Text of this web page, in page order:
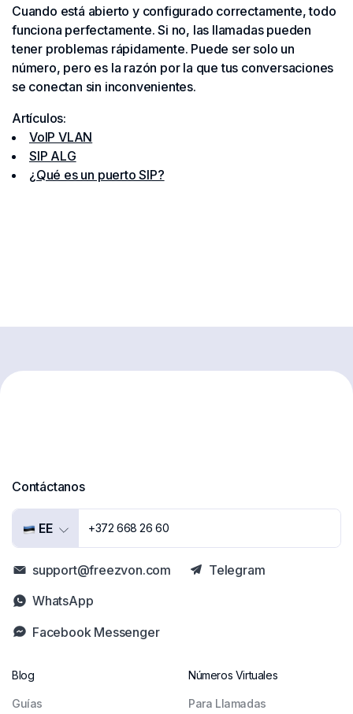
Cuando está abierto y configurado correctamente, todo
funciona perfectamente. Si no, las llamadas pueden
tener problemas rápidamente. Puede ser solo un
número, pero es la razón por la que tus conversaciones
se conectan sin inconvenientes.
Artículos:
VoIP VLAN
SIP ALG
¿Qué es un puerto SIP?
Contáctanos
EE +372 668 26 60
support@freezvon.com
Facebook Messenger
Telegram
WhatsApp
Blog
Guías
Números Virtuales
Para Llamadas